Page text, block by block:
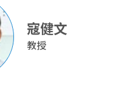
寇健文
教授